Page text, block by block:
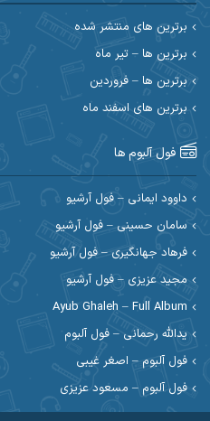
احسان حیدری
احسان رمضانی
احسان کریمی
احسان مرادیان
احمد بیرانوند
احمد صحراییان
احمد نازدار
احمدرضا امرایی
ارسلان منصوری
اسماعیل منتی
برترین های منتشر شده
برترین ها – تیر ماه
برترین ها – فروردین
برترین های اسفند ماه
فول آلبوم ها
داوود ایمانی – فول آرشیو
سامان حسینی – فول آرشیو
فرهاد جهانگیری – فول آرشیو
مجید عزیزی – فول آرشیو
Ayub Ghaleh – Full Album
یدالله رحمانی – فول آلبوم
فول آلبوم – اصغر غیبی
فول آلبوم – مسعود عزیزی